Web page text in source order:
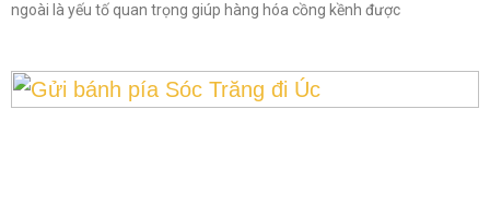
ngoài là yếu tố quan trọng giúp hàng hóa cồng kềnh được